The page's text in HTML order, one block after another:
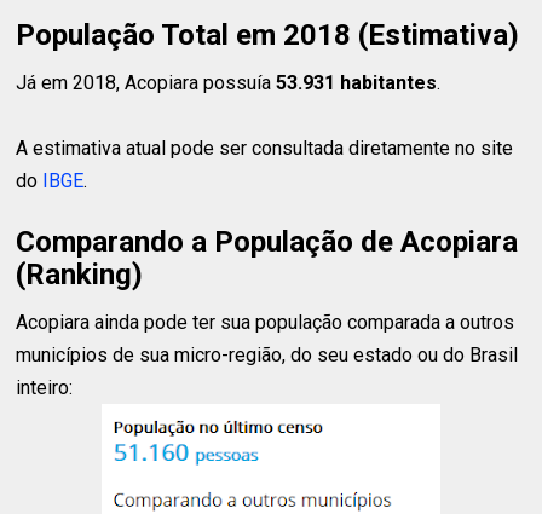
População Total em 2018 (Estimativa)
Já em 2018, Acopiara possuía53.931 habitantes.
A estimativa atual pode ser consultada diretamente no site
do IBGE.
Comparando a População de Acopiara
(Ranking)
Acopiara ainda pode ter sua população comparada a outros
municípios de sua micro-região, do seu estado ou do Brasil
inteiro: